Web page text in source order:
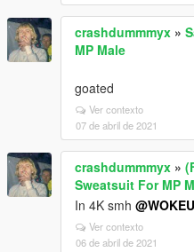
crashdummmyx »
MP Male
goated
Ver contexto
07 de abril de 2021
crashdummmyx »
Sweatsuit For MP
In 4K smh
Ver contexto
06 de abril de 2021